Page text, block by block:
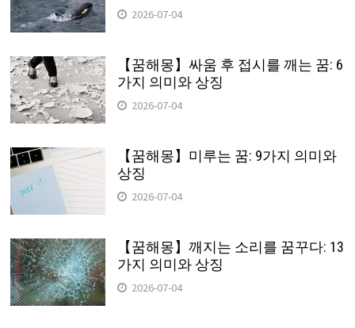
2026-07-04
【꿈해몽】싸움 후 접시를 깨는 꿈: 6
가지 의미와 상징
2026-07-04
【꿈해몽】미루는 꿈: 9가지 의미와
상징
2026-07-04
【꿈해몽】깨지는 소리를 꿈꾸다: 13
가지 의미와 상징
2026-07-04